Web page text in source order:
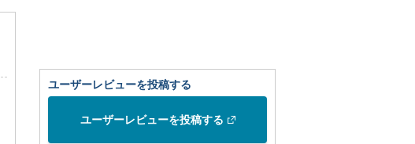
ユーザーレビューを投稿する
ユーザーレビューを投稿する